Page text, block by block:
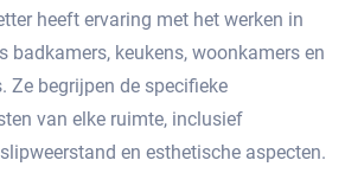
heeft ervaring met het werken in
badkamers, keukens, woonkamers en
Ze begrijpen de specifieke
van elke ruimte, inclusief
en esthetische aspecten.​